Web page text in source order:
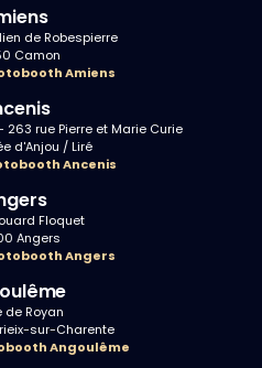
de Robespierre
Camon
Amiens
rue Pierre et Marie Curie
d'Anjou / Liré
Ancenis
Floquet
Angers
Angers
de Royan
sur-Charente
Angoulême